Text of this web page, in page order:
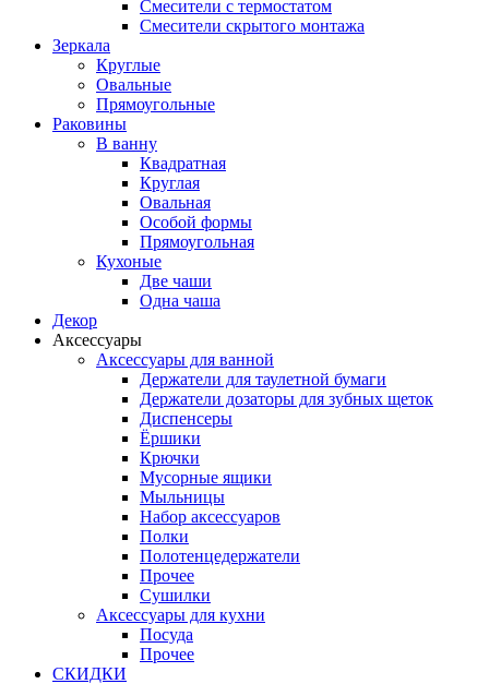
Смесители с термостатом
Смесители скрытого монтажа
Зеркала
Круглые
Овальные
Прямоугольные
Раковины
В ванну
Квадратная
Круглая
Овальная
Особой формы
Прямоугольная
Кухоные
Две чаши
Одна чаша
Декор
Аксессуары
Аксессуары для ванной
Держатели для таулетной бумаги
Держатели дозаторы для зубных щеток
Диспенсеры
Ёршики
Крючки
Мусорные ящики
Мыльницы
Набор аксессуаров
Полки
Полотенцедержатели
Прочее
Сушилки
Аксессуары для кухни
Посуда
Прочее
СКИДКИ